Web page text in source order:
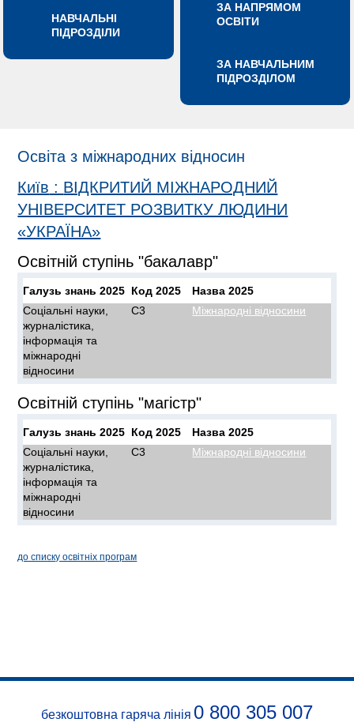
НАВЧАЛЬНІ
ПІДРОЗДІЛИ
ЗА НАПРЯМОМ
ОСВІТИ
ЗА НАВЧАЛЬНИМ
ПІДРОЗДІЛОМ
Освіта з міжнародних відносин
Київ : ВІДКРИТИЙ МІЖНАРОДНИЙ
УНІВЕРСИТЕТ РОЗВИТКУ ЛЮДИНИ
«УКРАЇНА»
Освітній ступінь "бакалавр"
Галузь знань 2025 Код 2025
Назва 2025
Соціальні науки,
журналістика,
інформація та
міжнародні
відносини
C3 Міжнародні відносини
Освітній ступінь "магістр"
Галузь знань 2025 Код 2025
Назва 2025
Соціальні науки,
журналістика,
інформація та
міжнародні
відносини
C3 Міжнародні відносини
до списку освітніх програм
безкоштовна гаряча лінія 0 800 305 007